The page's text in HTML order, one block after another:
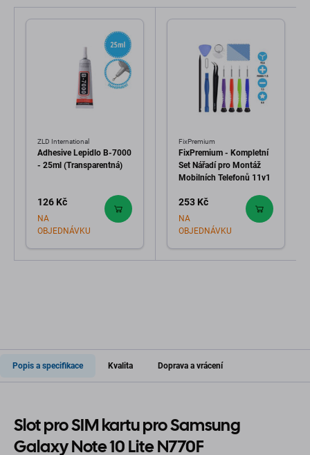
ZLD International
Adhesive Lepidlo B-7000
- 25ml (Transparentná)
126 Kč
NA
OBJEDNÁVKU
FixPremium
FixPremium - Kompletní
Set Nářadí pro Montáž
Mobilních Telefonů 11v1
253 Kč
NA
OBJEDNÁVKU
Popis a specifikace Kvalita Doprava a vrácení
Slot pro SIM kartu pro Samsung
Galaxy Note 10 Lite N770F